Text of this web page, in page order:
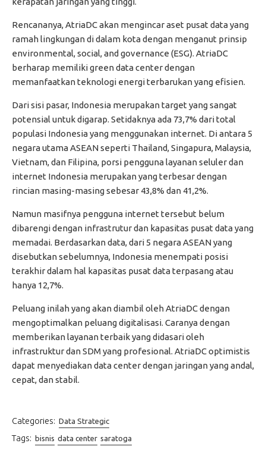
Rencananya, AtriaDC akan mengincar aset pusat data yang
ramah lingkungan di dalam kota dengan menganut prinsip
environmental, social, and governance (ESG). AtriaDC
berharap memiliki green data center dengan
memanfaatkan teknologi energi terbarukan yang efisien.
Dari sisi pasar, Indonesia merupakan target yang sangat
potensial untuk digarap. Setidaknya ada 73,7% dari total
populasi Indonesia yang menggunakan internet. Di antara 5
negara utama ASEAN seperti Thailand, Singapura, Malaysia,
Vietnam, dan Filipina, porsi pengguna layanan seluler dan
internet Indonesia merupakan yang terbesar dengan
rincian masing-masing sebesar 43,8% dan 41,2%.
Namun masifnya pengguna internet tersebut belum
dibarengi dengan infrastrutur dan kapasitas pusat data yang
memadai. Berdasarkan data, dari 5 negara ASEAN yang
disebutkan sebelumnya, Indonesia menempati posisi
terakhir dalam hal kapasitas pusat data terpasang atau
hanya 12,7%.
Peluang inilah yang akan diambil oleh AtriaDC dengan
mengoptimalkan peluang digitalisasi. Caranya dengan
memberikan layanan terbaik yang didasari oleh
infrastruktur dan SDM yang profesional. AtriaDC optimistis
dapat menyediakan data center dengan jaringan yang andal,
cepat, dan stabil.
Categories: Data Strategic
Tags: bisnis data center saratoga